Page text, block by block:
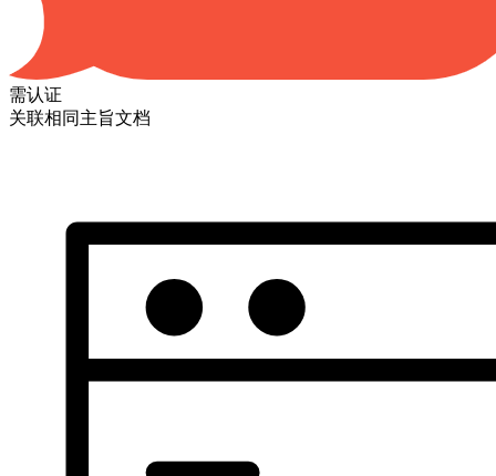
需认证
关联相同主旨文档